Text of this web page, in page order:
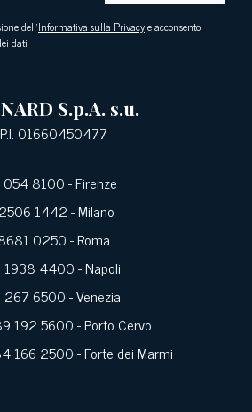
dell'Informativa sulla Privacye acconsento
dati
S.p.A. s.u.
P.I. 01660450477
054 8100- Firenze
1442- Milano
0250- Roma
1938 4400- Napoli
267 6500- Venezia
192 5600- Porto Cervo
166 2500- Forte dei Marmi